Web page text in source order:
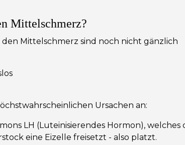
Mittelschmerz?
den Mittelschmerz sind noch nicht gänzlich
Ursachen an:
LH (Luteinisierendes Hormon), welches
eine Eizelle freisetzt - also platzt.